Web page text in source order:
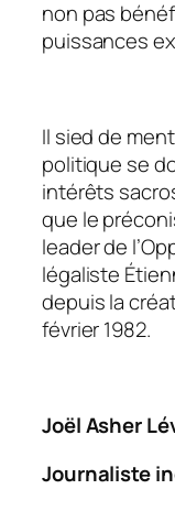
non pas
puissances
Il sied de
politique se
intérêts
que le
leader de
légaliste
depuis la
février 1982.
Joël Asher
Journaliste